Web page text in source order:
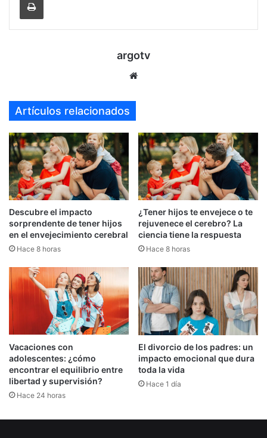
argotv
Artículos relacionados
Descubre el impacto
sorprendente de tener hijos
en el envejecimiento cerebral
Hace 8 horas
¿Tener hijos te envejece o te
rejuvenece el cerebro? La
ciencia tiene la respuesta
Hace 8 horas
Vacaciones con
adolescentes: ¿cómo
encontrar el equilibrio entre
libertad y supervisión?
Hace 24 horas
El divorcio de los padres: un
impacto emocional que dura
toda la vida
Hace 1 día